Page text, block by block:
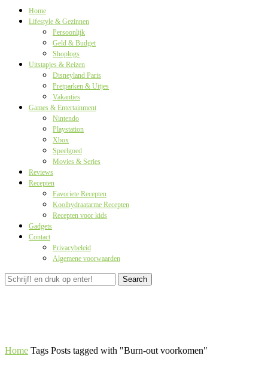
Home
Lifestyle & Gezinnen
Persoonlijk
Geld & Budget
Shoplogs
Uitstapjes & Reizen
Disneyland Paris
Pretparken & Uitjes
Vakanties
Games & Entertainment
Nintendo
Playstation
Xbox
Speelgoed
Movies & Series
Reviews
Recepten
Favoriete Recepten
Koolhydraatarme Recepten
Recepten voor kids
Gadgets
Contact
Privacybeleid
Algemene voorwaarden
Search
Home Tags Posts tagged with "Burn-out voorkomen"